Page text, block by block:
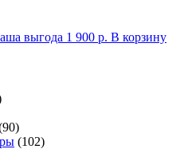
выгода 1 900 р. В корзину
(102)